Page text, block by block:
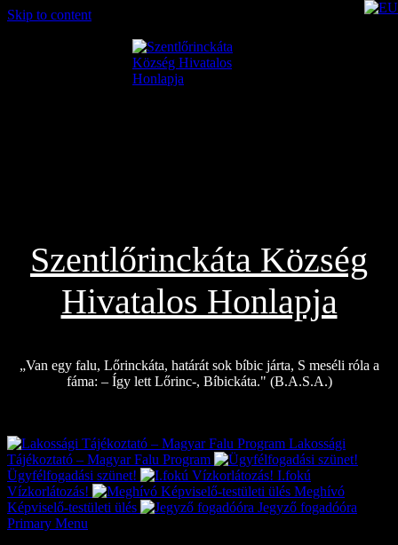
Skip to content
Szentlőrinckáta Község
Hivatalos Honlapja
„Van egy falu, Lőrinckáta, határát sok bíbic járta, S meséli róla a
fáma: – Így lett Lőrinc-, Bíbickáta." (B.A.S.A.)
Lakossági
Tájékoztató – Magyar Falu Program
Ügyfélfogadási szünet!
I.fokú
Vízkorlátozás!
Meghívó
Képviselő-testületi ülés
Jegyző fogadóóra
Primary Menu